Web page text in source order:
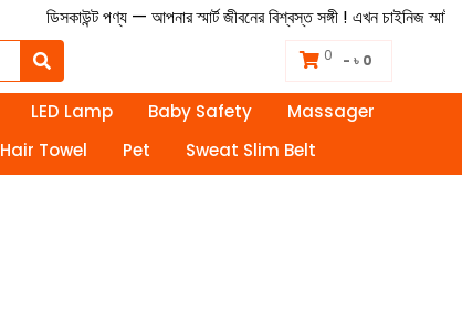
ডিসকাউন্ট পণ্য — আপনার স্মার্ট জীবনের বিশ্বস্ত সঙ্গী ! এখন চাইনিজ
0 - ৳ 0
LED Lamp Baby Safety
Massager
Hair Towel Pet Sweat Slim Belt